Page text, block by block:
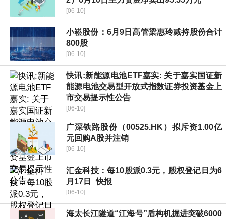
[06-10]
小崧股份：6月9日高管梁惠玲减持股份合计
800股
[06-10]
快讯:新能源电池ETF嘉实: 关于嘉实国证新
能源电池交易型开放式指数证券投资基金上
市交易提示性公告
[06-10]
广深铁路股份（00525.HK）拟斥资1.00亿
元回购A股并注销
[06-10]
汇金科技：每10股派0.3元，股权登记日为6
月17日_快报
[06-10]
海太长江隧道“江海号”盾构机掘进突破6000